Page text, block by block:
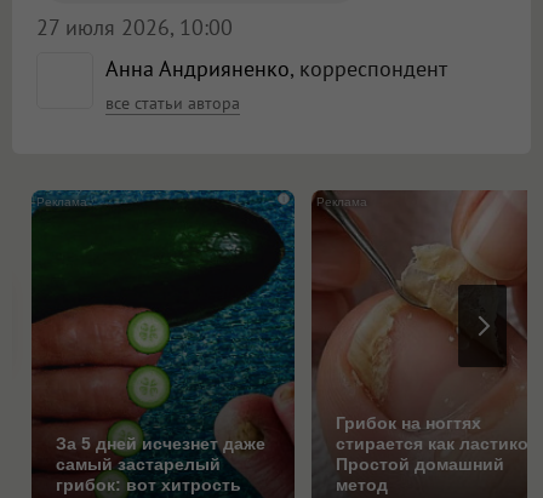
Анна Андрияненко, корреспондент
все статьи автора
27 июля 2026, 10:00
i
За 5 дней исчезнет даже
самый застарелый
грибок: вот хитрость
Грибок на ногтях
стирается как
Простой домашний
метод